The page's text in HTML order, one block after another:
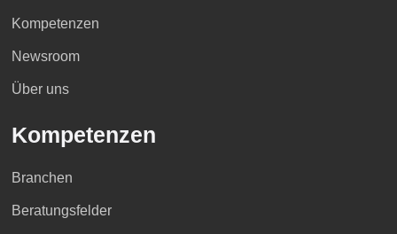
Kompetenzen
Newsroom
Über uns
Kompetenzen
Branchen
Beratungsfelder